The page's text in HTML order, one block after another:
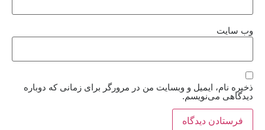
وب‌ سایت
ذخیره نام، ایمیل و وبسایت من در مرورگر برای زمانی که دوباره
دیدگاهی می‌نویسم.